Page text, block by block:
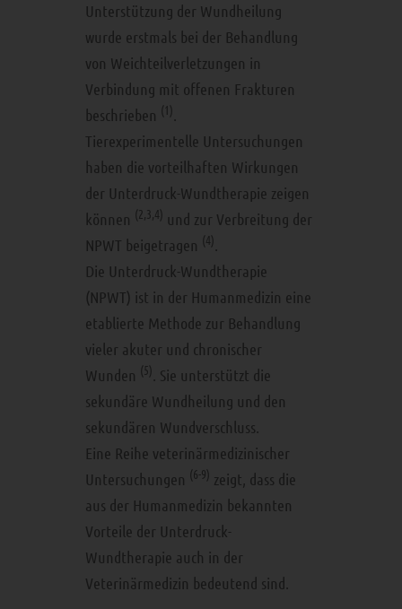
Unterstützung der Wundheilung
wurde erstmals bei der Behandlung
von Weichteilverletzungen in
Verbindung mit offenen Frakturen
beschrieben (1).
Tierexperimentelle Untersuchungen
haben die vorteilhaften Wirkungen
der Unterdruck-Wundtherapie zeigen
können (2,3,4) und zur Verbreitung der
NPWT beigetragen (4).
Die Unterdruck-Wundtherapie
(NPWT) ist in der Humanmedizin eine
etablierte Methode zur Behandlung
vieler akuter und chronischer
Wunden (5). Sie unterstützt die
sekundäre Wundheilung und den
sekundären Wundverschluss.
Eine Reihe veterinärmedizinischer
Untersuchungen (6-9) zeigt, dass die
aus der Humanmedizin bekannten
Vorteile der Unterdruck-
Wundtherapie auch in der
Veterinärmedizin bedeutend sind.